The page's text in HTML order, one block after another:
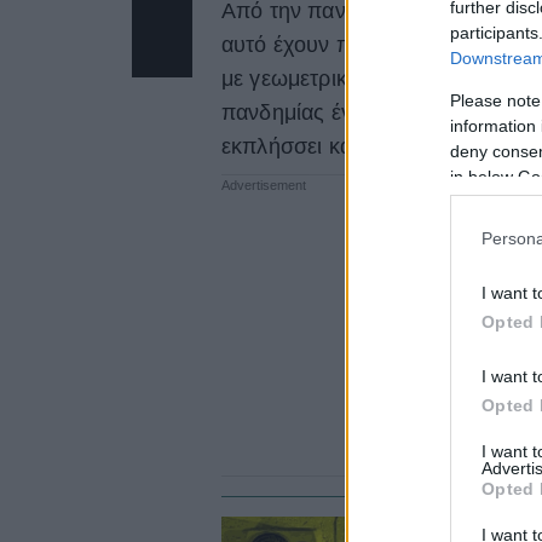
further
Please
information
deny
in below
I want
Opted
I want
Opted
I want
Opted
I want
Από την πανδημία και μετά
αυτό έχουν παίξει σημαντικό
με γεωμετρική πρόοδο και στην
πανδημίας έγινε διεθνώς
εκπλήσσει καθόλου.